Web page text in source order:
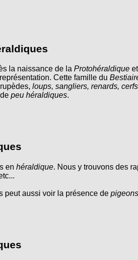
la naissance de la Protohéraldiqueet
Cette famille du
loups, sangliers, renards,
peu héraldiques.
en héraldique. Nous y trouvons des
peut aussi voir la présence de